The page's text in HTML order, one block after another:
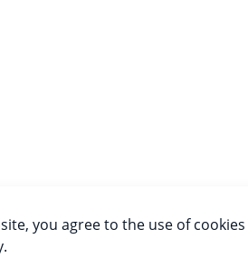
you agree to the use of